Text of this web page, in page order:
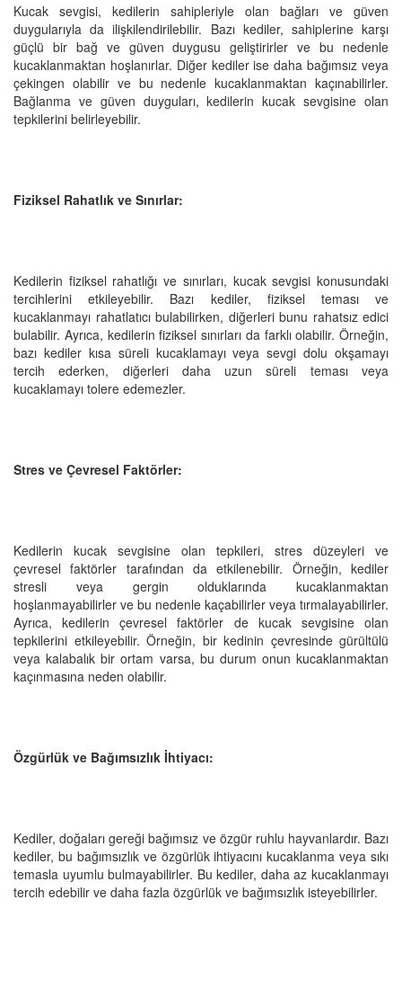
Kucak sevgisi, kedilerin sahipleriyle olan bağları ve güven
duygularıyla da ilişkilendirilebilir. Bazı kediler, sahiplerine karşı
güçlü bir bağ ve güven duygusu geliştirirler ve bu nedenle
kucaklanmaktan hoşlanırlar. Diğer kediler ise daha bağımsız veya
çekingen olabilir ve bu nedenle kucaklanmaktan kaçınabilirler.
Bağlanma ve güven duyguları, kedilerin kucak sevgisine olan
tepkilerini belirleyebilir.
Fiziksel Rahatlık ve Sınırlar:
Kedilerin fiziksel rahatlığı ve sınırları, kucak sevgisi konusundaki
tercihlerini etkileyebilir. Bazı kediler, fiziksel teması ve
kucaklanmayı rahatlatıcı bulabilirken, diğerleri bunu rahatsız edici
bulabilir. Ayrıca, kedilerin fiziksel sınırları da farklı olabilir. Örneğin,
bazı kediler kısa süreli kucaklamayı veya sevgi dolu okşamayı
tercih ederken, diğerleri daha uzun süreli teması veya
kucaklamayı tolere edemezler.
Stres ve Çevresel Faktörler:
Kedilerin kucak sevgisine olan tepkileri, stres düzeyleri ve
çevresel faktörler tarafından da etkilenebilir. Örneğin, kediler
stresli veya gergin olduklarında kucaklanmaktan
hoşlanmayabilirler ve bu nedenle kaçabilirler veya tırmalayabilirler.
Ayrıca, kedilerin çevresel faktörler de kucak sevgisine olan
tepkilerini etkileyebilir. Örneğin, bir kedinin çevresinde gürültülü
veya kalabalık bir ortam varsa, bu durum onun kucaklanmaktan
kaçınmasına neden olabilir.
Özgürlük ve Bağımsızlık İhtiyacı:
Kediler, doğaları gereği bağımsız ve özgür ruhlu hayvanlardır. Bazı
kediler, bu bağımsızlık ve özgürlük ihtiyacını kucaklanma veya sıkı
temasla uyumlu bulmayabilirler. Bu kediler, daha az kucaklanmayı
tercih edebilir ve daha fazla özgürlük ve bağımsızlık isteyebilirler.